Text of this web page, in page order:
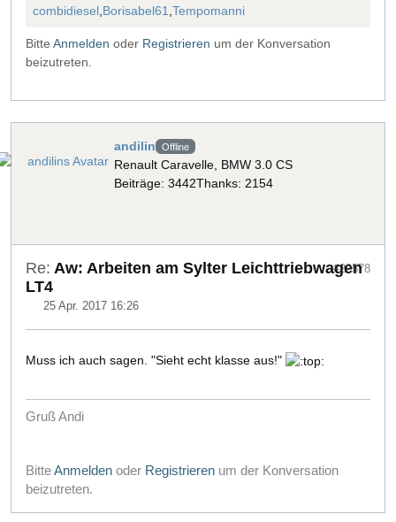
combidiesel Borisabel61 Tempomanni
Bitte Anmelden oder Registrieren um der Konversation
beizutreten.
andilin Offline
Renault Caravelle, BMW 3.0 CS
Beiträge: 3442Thanks: 2154
Re: Aw: Arbeiten am Sylter Leichttriebwagen
LT4
25 Apr. 2017 16:26
#22578
Muss ich auch sagen. "Sieht echt klasse aus!"
Gruß Andi
BitteAnmelden oder Registrieren um der Konversation
beizutreten.